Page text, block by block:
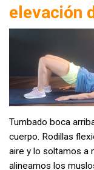
elevación
Tumbado boca
cuerpo. Rodillas
aire y lo soltamos a
alineamos los